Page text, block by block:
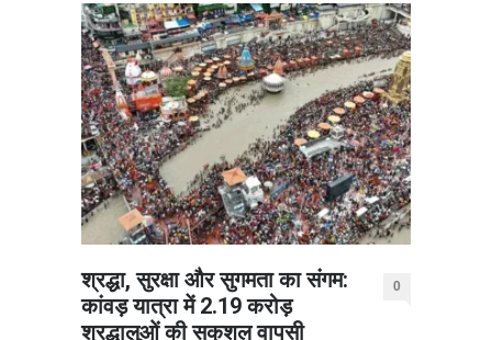
श्रद्धा, सुरक्षा और सुगमता का संगम:
कांवड़ यात्रा में 2.19 करोड़
श्रद्धालुओं की सकुशल वापसी
0